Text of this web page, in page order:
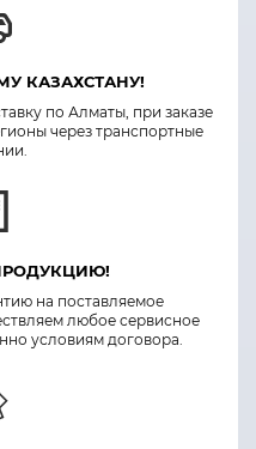
КАЗАХСТАНУ!
по Алматы, при заказе
через транспортные
на поставляемое
любое сервисное
условиям договора.